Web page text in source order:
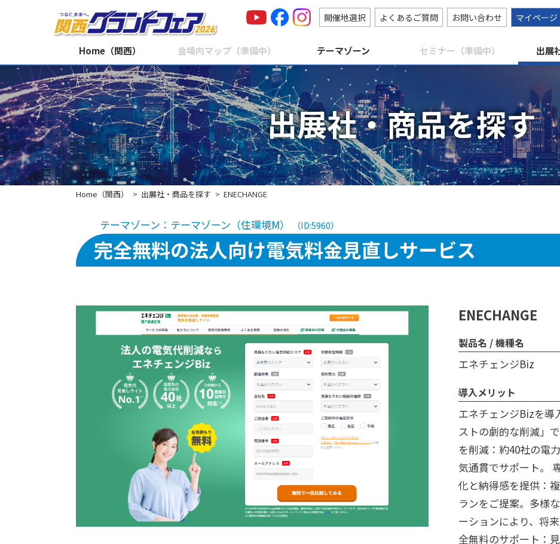
開催地選択 よくあるご質問 お問い合わせ マイページ
Home（関西） 会場内マップ（準備中） テーマゾーン セミナー（準備中） 出展
出展社・商品を探す
Home（関西） 出展社・商品を探す ENECHANGE
テーマゾーン：テーマゾーン（住環境M） （ID:5960）
完全無料の法⼈向け電気料⾦⾒直しサービス
ENECHANGE
製品名 / 機種名
エネチェンジBiz
導入メリット
エネチェンジBizを導
ストの劇的な削減」
を削減：約40社の電
気通貫でサポート。
化と納得感を提供：
ランをご提案。多様
ーションにより、将
全無料のサポート：